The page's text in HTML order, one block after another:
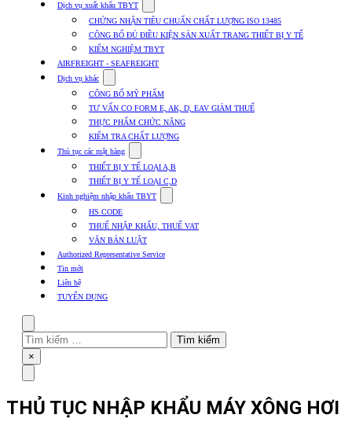
Dịch vụ xuất khẩu TBYT
submenu
for
Dịch
vụ
xuất
TBYT
CHỨNG NHẬN TIÊU CHUẨN CHẤT LƯỢNG ISO 13485
CÔNG BỐ ĐỦ ĐIỀU KIỆN SẢN XUẤT TRANG THIẾT BỊ Y TẾ
KIỂM NGHIỆM TBYT
AIRFREIGHT - SEAFREIGHT
Dịch vụ khác
submenu
for
Dịch
vụ
khác
CÔNG BỐ MỸ PHẨM
TƯ VẤN CO FORM E, AK, D, EAV GIẢM THUẾ
THỰC PHẨM CHỨC NĂNG
KIỂM TRA CHẤT LƯỢNG
Thủ tục các mặt hàng
submenu
for
Thủ
tục
mặt
hàng
THIẾT BỊ Y TẾ LOẠI A,B
THIẾT BỊ Y TẾ LOẠI C,D
Kinh nghiệm nhập khẩu TBYT
submenu
Kinh
HS CODE
THUẾ NHẬP KHẨU, THUẾ VAT
VĂN BẢN LUẬT
Authorized Representative Service
Tin mới
Liên hệ
TUYỂN DỤNG
Tìm
kiếm
cho:
Close
×
THỦ TỤC NHẬP KHẨU MÁY XÔNG HƠI